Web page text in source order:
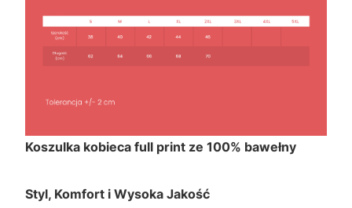
Koszulka kobieca full print ze 100% bawełny
Styl, Komfort i Wysoka Jakość